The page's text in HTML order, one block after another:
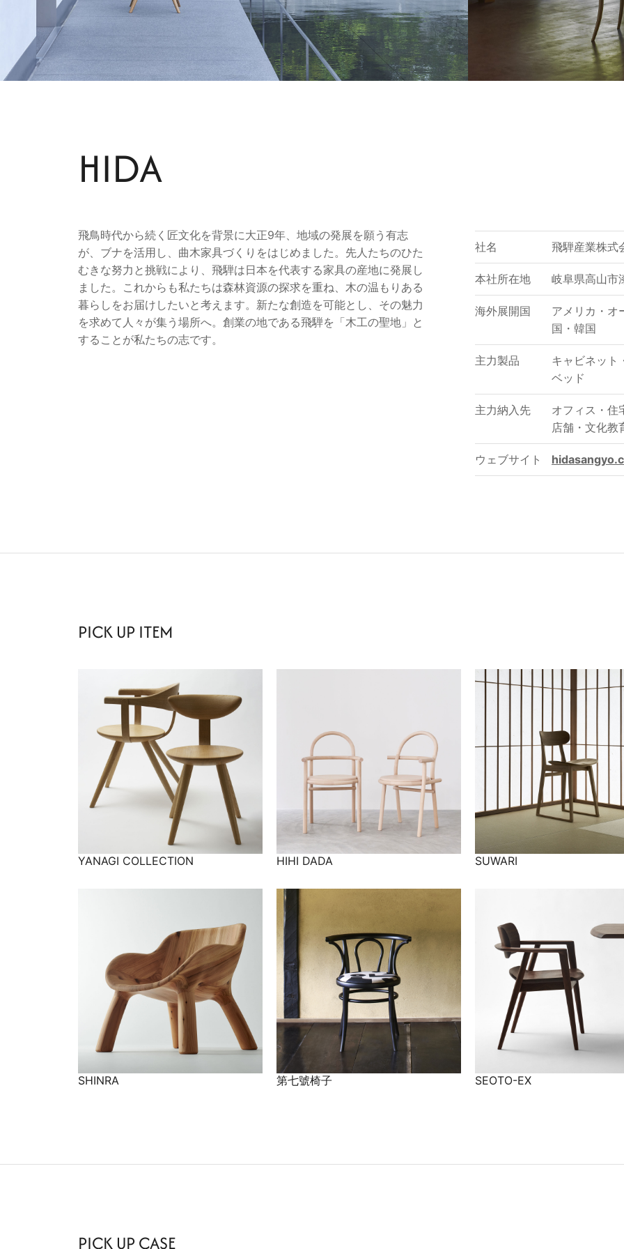
HIDA
飛鳥時代から続く匠文化を背景に大正9年、地域の発展を願う有志
が、ブナを活用し、曲木家具づくりをはじめました。先人たちのひた
むきな努力と挑戦により、飛騨は日本を代表する家具の産地に発展し
ました。これからも私たちは森林資源の探求を重ね、木の温もりある
暮らしをお届けしたいと考えます。新たな創造を可能とし、その魅力
を求めて人々が集う場所へ。創業の地である飛騨を「木工の聖地」と
することが私たちの志です。
社名 飛騨産業株式
本社所在地 岐阜県高山市
海外展開国
アメリカ・オ
国・韓国
主力製品 キャビネット
ベッド
主力納入先 オフィス ・ 住
店舗 ・ 文化教
ウェブサイト
PICK UP ITEM
YANAGI COLLECTION HIHI DADA SUWARI
SHINRA 第七號椅子 SEOTO-EX
PICK UP CASE